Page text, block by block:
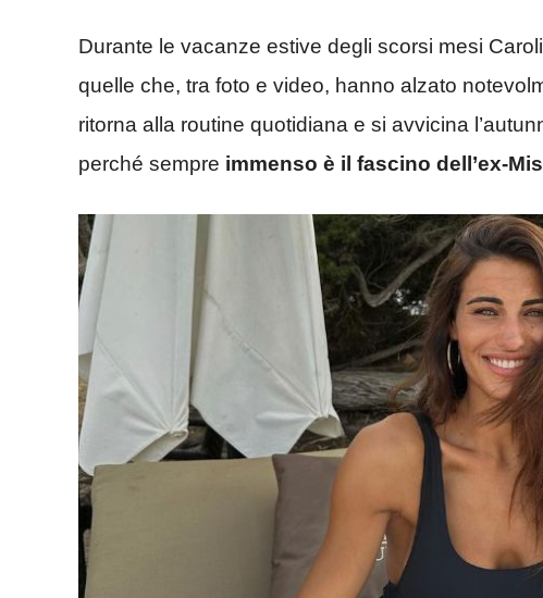
Durante le vacanze estive degli scorsi mesi
quelle che, tra foto e video, hanno alzato
ritorna alla routine quotidiana e si avvicina
perché sempre immenso è il fascino dell’ex-